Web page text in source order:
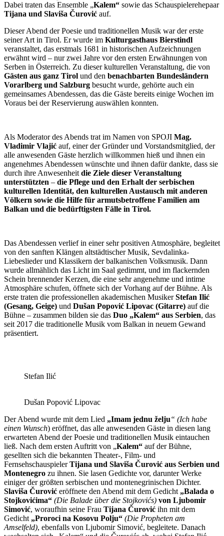
Dabei traten das Ensemble „Kalem“ sowie das Schauspielerehepaar
Tijana und Slaviša Čurović auf.
Dieser Abend der Poesie und traditionellen Musik war der erste
seiner Art in Tirol. Er wurde im Kulturgasthaus Bierstindl
veranstaltet, das erstmals 1681 in historischen Aufzeichnungen
erwähnt wird – nur zwei Jahre vor den ersten Erwähnungen von
Serben in Österreich. Zu dieser kulturellen Veranstaltung, die von
Gästen aus ganz Tirol und den benachbarten Bundesländern
Vorarlberg und Salzburg besucht wurde, gehörte auch ein
gemeinsames Abendessen, das die Gäste bereits einige Wochen im
Voraus bei der Reservierung auswählen konnten.
Als Moderator des Abends trat im Namen von SPOJI Mag.
Vladimir Vlajić auf, einer der Gründer und Vorstandsmitglied, der
alle anwesenden Gäste herzlich willkommen hieß und ihnen ein
angenehmes Abendessen wünschte und ihnen dafür dankte, dass sie
durch ihre Anwesenheit die Ziele dieser Veranstaltung
unterstützten – die Pflege und den Erhalt der serbischen
kulturellen Identität, den kulturellen Austausch mit anderen
Völkern sowie die Hilfe für armutsbetroffene Familien am
Balkan und die bedürftigsten Fälle in Tirol.
Das Abendessen verlief in einer sehr positiven Atmosphäre, begleitet
von den sanften Klängen altstädtischer Musik, Sevdalinka-
Liebeslieder und Klassikern der balkanischen Volksmusik. Dann
wurde allmählich das Licht im Saal gedimmt, und im flackernden
Schein brennender Kerzen, die eine sehr angenehme und intime
Atmosphäre schufen, öffnete sich der Vorhang auf der Bühne. Als
erste traten die professionellen akademischen MusikerStefan Ilić
(Gesang, Geige) und Dušan Popović Lipovac (Gitarre) auf die
Bühne – zusammen bilden sie das Duo „Kalem“ aus Serbien, das
seit 2017 die traditionelle Musik vom Balkan in neuem Gewand
präsentiert.
Stefan Ilić
Dušan Popović Lipovac
Der Abend wurde mit dem Lied „Imam jednu želju“ (Ich habe
einen Wunsch) eröffnet, das alle anwesenden Gäste in diesen lang
erwarteten Abend der Poesie und traditionellen Musik eintauchen
ließ. Nach dem ersten Auftritt von „Kalem“ auf der Bühne,
gesellten sich die bekannten Theater-, Film- und
FernsehschauspielerTijana und Slaviša Čurović aus Serbien und
Montenegro zu ihnen. Sie lasen Gedichte vor, darunter Werke
einiger der größten serbischen und montenegrinischen Dichter.
Slaviša Čurović eröffnete den Abend mit dem Gedicht „Balada o
Stojkovićima“ (Die Balade über die Stojkovićs) von Ljubomir
Simović, woraufhin seine Frau Tijana Čurović ihn mit dem
Gedicht „Proroci na Kosovu Polju“ (Die Propheten am
Amselfeld), ebenfalls von Ljubomir Simović, begleitete. Danach